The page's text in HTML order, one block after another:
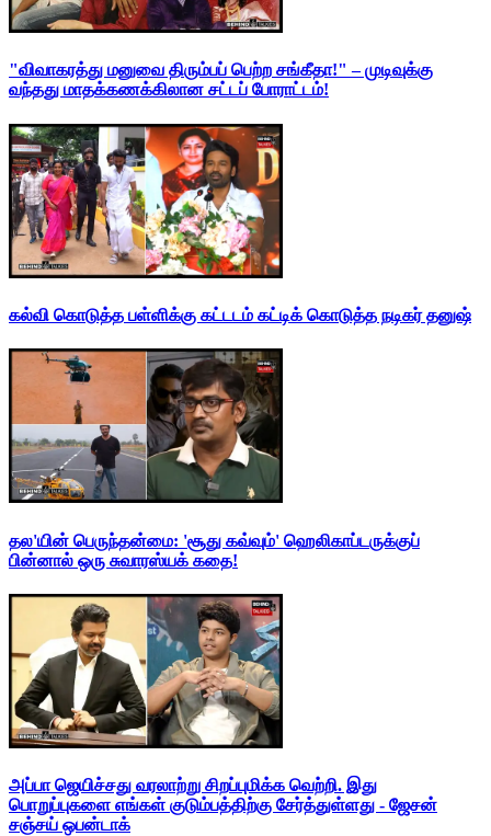
"விவாகரத்து மனுவை திரும்பப் பெற்ற சங்கீதா!" – முடிவுக்கு
வந்தது மாதக்கணக்கிலான சட்டப் போராட்டம்!
கல்வி கொடுத்த பள்ளிக்கு கட்டடம் கட்டிக் கொடுத்த நடிகர் தனுஷ்
தல'யின் பெருந்தன்மை: 'சூது கவ்வும்' ஹெலிகாப்டருக்குப்
பின்னால் ஒரு சுவாரஸ்யக் கதை!
அப்பா ஜெயிச்சது வரலாற்று சிறப்புமிக்க வெற்றி. இது
பொறுப்புகளை எங்கள் குடும்பத்திற்கு சேர்த்துள்ளது - ஜேசன்
சஞ்சய் ஒபன்டாக்